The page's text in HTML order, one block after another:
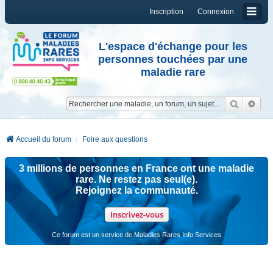
Connexion
Inscription
L'espace d'échange pour les
personnes touchées par une
maladie rare
Accueil du forum Foire aux questions
3 millions de personnes en France ont une maladie
rare. Ne restez pas seul(e).
Rejoignez la communauté.
Inscrivez-vous
Ce forum est un service de Maladies Rares Info Services